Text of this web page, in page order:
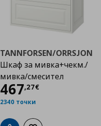
TANNFORSEN/ORRSJON
Шкаф за мивка+чекм./
мивка/смесител
467,27€
Цена467,27 €
2340 точки